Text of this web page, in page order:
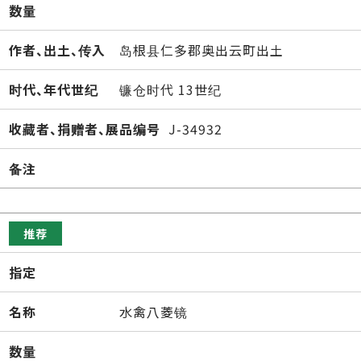
数量
作者、出土、传入 岛根县仁多郡奥出云町出土
时代、年代世纪 镰仓时代 13世纪
收藏者、捐赠者、展品编号 J-34932
备注
推荐
指定
名称 水禽八菱镜
数量